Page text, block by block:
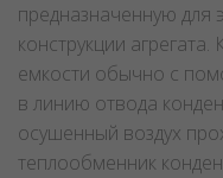
предназначенную для
конструкции агрегата.
емкости обычно с
в линию отвода
осушенный воздух
теплообменник